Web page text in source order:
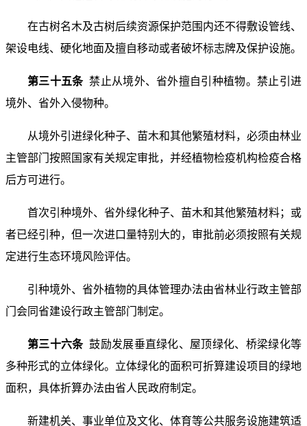
在古树名木及古树后续资源保护范围内还不得敷设管线、
架设电线、硬化地面及擅自移动或者破坏标志牌及保护设施。
第三十五条禁止从境外、省外擅自引种植物。禁止引进
境外、省外入侵物种。
从境外引进绿化种子、苗木和其他繁殖材料，必须由林业
主管部门按照国家有关规定审批，并经植物检疫机构检疫合格
后方可进行。
首次引种境外、省外绿化种子、苗木和其他繁殖材料；或
者已经引种，但一次进口量特别大的，审批前必须按照有关规
定进行生态环境风险评估。
引种境外、省外植物的具体管理办法由省林业行政主管部
门会同省建设行政主管部门制定。
第三十六条鼓励发展垂直绿化、屋顶绿化、桥梁绿化等
多种形式的立体绿化。立体绿化的面积可折算建设项目的绿地
面积，具体折算办法由省人民政府制定。
新建机关、事业单位及文化、体育等公共服务设施建筑适